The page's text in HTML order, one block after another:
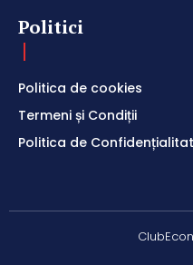
Politici
Politica de cookies
Termeni și Condiții
Politica de